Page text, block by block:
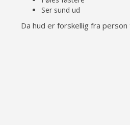
Ser sund ud
Da hud er forskellig fra